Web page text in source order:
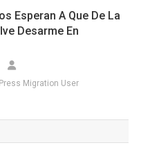
Esperan A Que De La
Desarme En
Migration User